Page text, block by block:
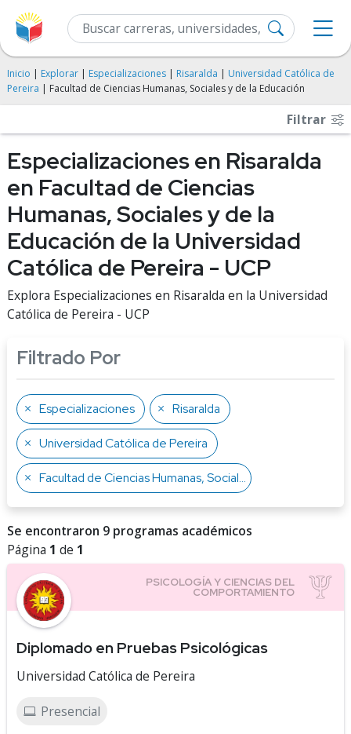
Inicio | Explorar | Especializaciones | Risaralda | Universidad Católica de
Pereira | Facultad de Ciencias Humanas, Sociales y de la Educación
Filtrar
Especializaciones en Risaralda
en Facultad de Ciencias
Humanas, Sociales y de la
Educación de la Universidad
Católica de Pereira - UCP
Explora Especializaciones en Risaralda en la Universidad
Católica de Pereira - UCP
Filtrado Por
Especializaciones Risaralda
Universidad Católica de Pereira
Facultad de Ciencias Humanas, Sociales y de la Educación
Se encontraron 9 programas académicos
Página 1 de 1
Diplomado en Pruebas Psicológicas
Universidad Católica de Pereira
Presencial